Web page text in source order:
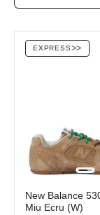
EXPRESSᐳᐳ
New Balance
Miu Ecru (W)